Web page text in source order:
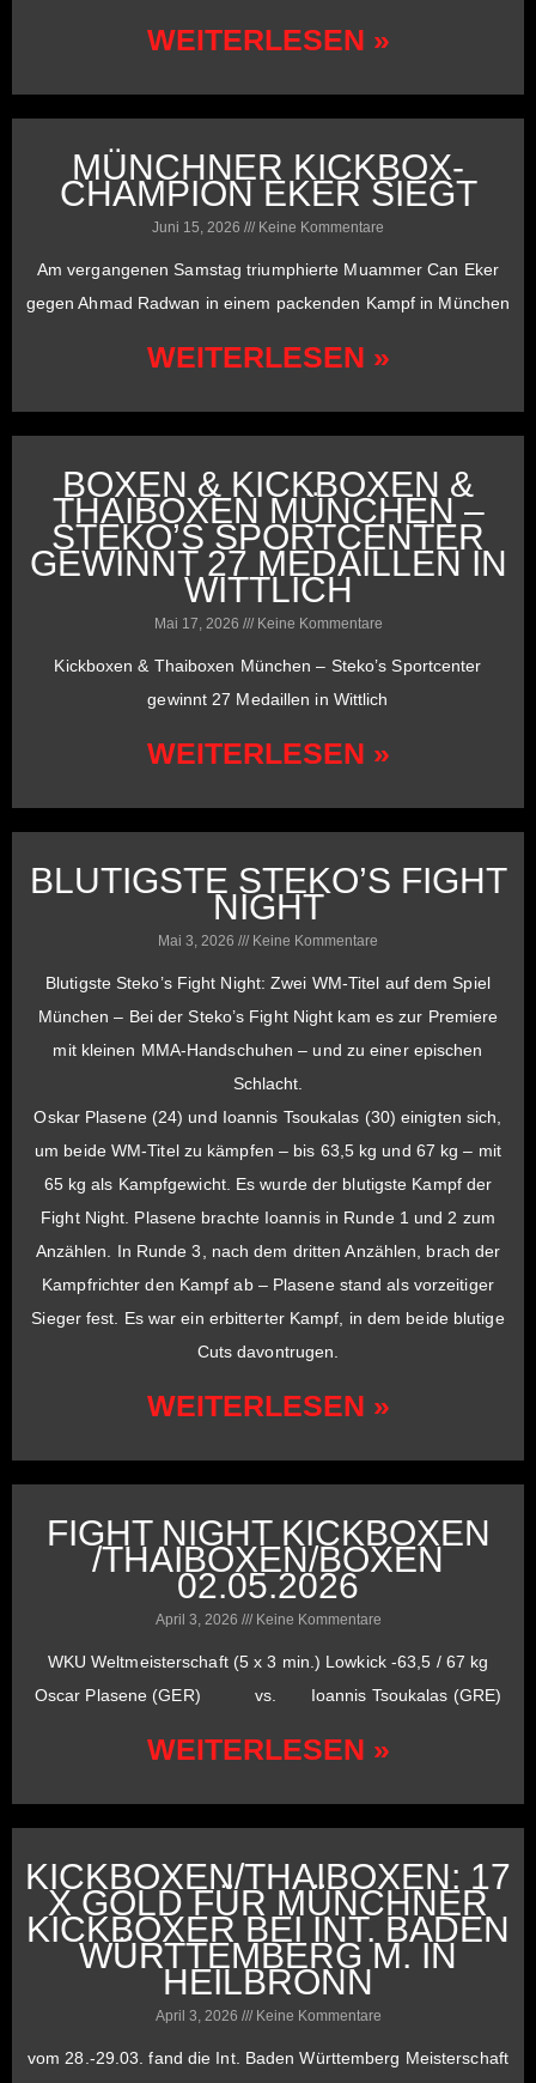
WEITERLESEN »
MÜNCHNER KICKBOX-
CHAMPION EKER SIEGT
Juni 15, 2026 Keine Kommentare
Am vergangenen Samstag triumphierte Muammer Can Eker
gegen Ahmad Radwan in einem packenden Kampf in München
WEITERLESEN »
BOXEN & KICKBOXEN &
THAIBOXEN MÜNCHEN –
STEKO’S SPORTCENTER
GEWINNT 27 MEDAILLEN IN
WITTLICH
Mai 17, 2026 Keine Kommentare
Kickboxen & Thaiboxen München – Steko’s Sportcenter
gewinnt 27 Medaillen in Wittlich
WEITERLESEN »
BLUTIGSTE STEKO’S FIGHT
NIGHT
Mai 3, 2026 Keine Kommentare
Blutigste Steko’s Fight Night: Zwei WM-Titel auf dem Spiel
München – Bei der Steko’s Fight Night kam es zur Premiere
mit kleinen MMA-Handschuhen – und zu einer epischen
Schlacht.
Oskar Plasene (24) und Ioannis Tsoukalas (30) einigten sich,
um beide WM-Titel zu kämpfen – bis 63,5 kg und 67 kg – mit
65 kg als Kampfgewicht. Es wurde der blutigste Kampf der
Fight Night. Plasene brachte Ioannis in Runde 1 und 2 zum
Anzählen. In Runde 3, nach dem dritten Anzählen, brach der
Kampfrichter den Kampf ab – Plasene stand als vorzeitiger
Sieger fest. Es war ein erbitterter Kampf, in dem beide blutige
Cuts davontrugen.
WEITERLESEN »
FIGHT NIGHT KICKBOXEN
/THAIBOXEN/BOXEN
02.05.2026
April 3, 2026 Keine Kommentare
WKU Weltmeisterschaft (5 x 3 min.) Lowkick -63,5 / 67 kg
Oscar Plasene (GER) vs. Ioannis Tsoukalas (GRE)
WEITERLESEN »
KICKBOXEN/THAIBOXEN: 17
X GOLD FÜR MÜNCHNER
KICKBOXER BEI INT. BADEN
WÜRTTEMBERG M. IN
HEILBRONN
April 3, 2026 Keine Kommentare
vom 28.-29.03. fand die Int. Baden Württemberg Meisterschaft